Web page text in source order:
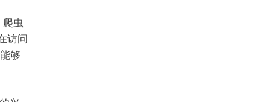
爬虫
访问
够